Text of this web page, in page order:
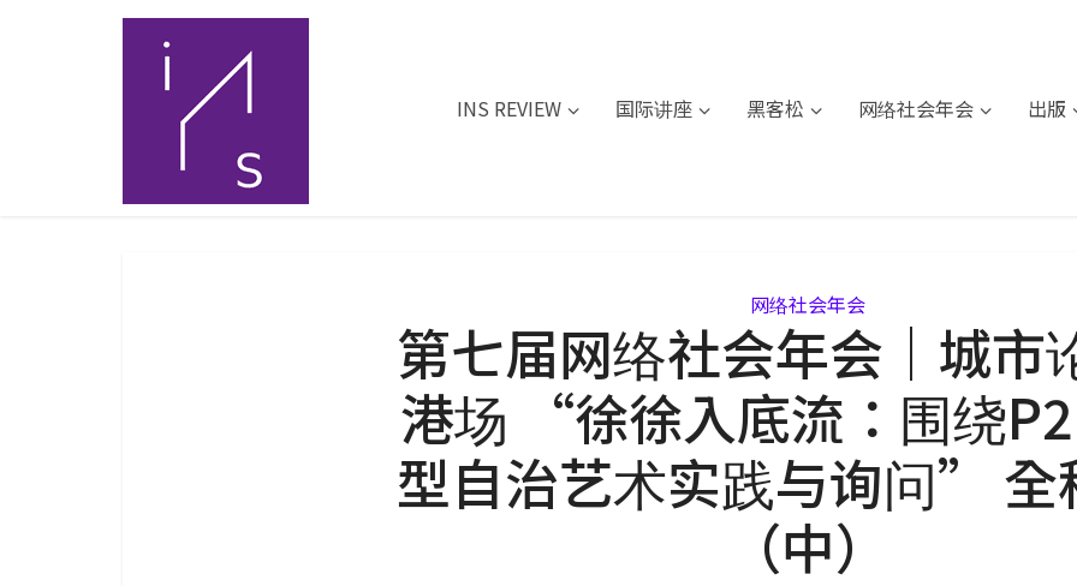
INS REVIEW 国际讲座 黑客松 网络社会年会 出版
网络社会年会
第七届网络社会年会｜城市
港场 “徐徐入底流：围绕
型自治艺术实践与询问” 全
（中）